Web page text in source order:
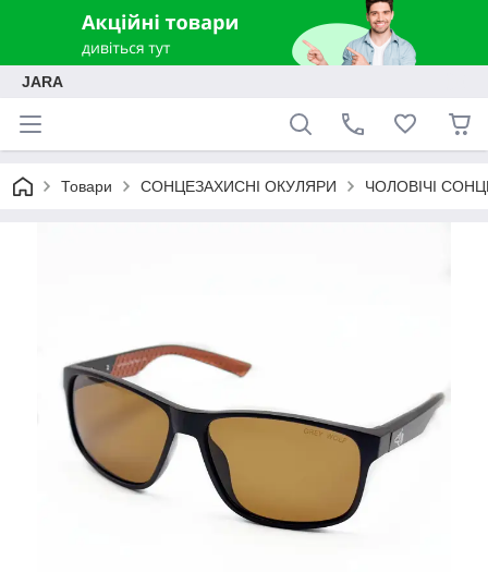
JARA
Товари СОНЦЕЗАХИСНІ ОКУЛЯРИ ЧОЛОВІЧІ